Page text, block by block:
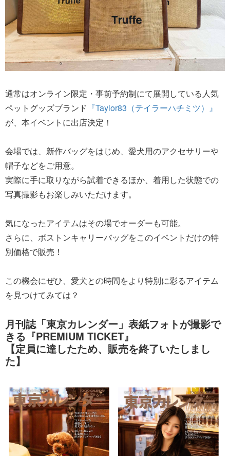
通常はオンライン限定・事前予約制にて展開している人気
ペットグッズブランド 『Taylor83（テイラーハチミツ）』
が、本イベントに出店決定！
会場では、新作バッグをはじめ、愛犬用のアクセサリーや
帽子などをご用意。
実際に手に取りながら試着できるほか、着用した状態での
写真撮影もお楽しみいただけます。
気になったアイテムはその場でオーダーも可能。
さらに、ボストンキャリーバッグをこのイベントだけの特
別価格で販売！
この機会にぜひ、愛犬との時間をより特別に彩るアイテム
を見つけてみては？
月刊誌「東京カレンダー」表紙フォトが撮影で
きる『PREMIUM TICKET』
​【定員に達したため、販売を終了いたしまし
た】